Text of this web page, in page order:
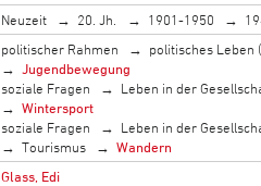
Neuzeit 20. Jh. 1901-1950
politischer Rahmen politisches Leben
Jugendbewegung
soziale Fragen
Leben in der
Wintersport
soziale Fragen
Leben in der
Tourismus
Wandern
Glass, Edi